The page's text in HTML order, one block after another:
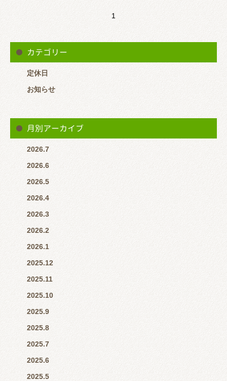
年末年始のお休みとさせていただきます。
年始は1月4日（土）より施術しておりますのでよろしくお願いい
たします。
うしお整骨院は完全予約制ではありませんが、予約が埋まってい
【LINEでメッセージ 又は 電話（0647001131）】
いただけるとスムーズに案内できると思います。
ると思います。 その場合はお電話いただけると助かります。
1
カテゴリー
定休日
お知らせ
月別アーカイブ
2026.7
2026.6
2026.5
2026.4
2026.3
2026.2
2026.1
2025.12
2025.11
2025.10
2025.9
2025.8
2025.7
2025.6
2025.5